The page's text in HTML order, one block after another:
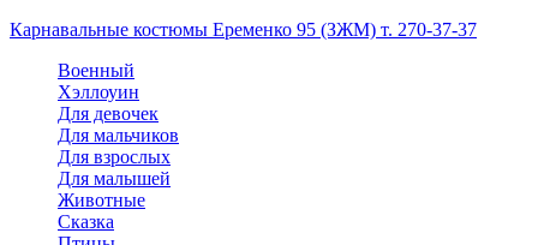
Карнавальные костюмы Еременко 95 (ЗЖМ) т. 270-37-37
Военный
Хэллоуин
Для девочек
Для мальчиков
Для взрослых
Для малышей
Животные
Сказка